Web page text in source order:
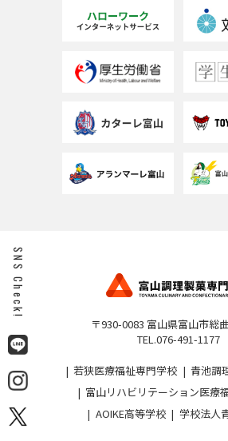
SNS Check!
〒930-0083 富山県富山市総
TEL.076-491-1177
若狭医療福祉専門学校
青池調
富山リハビリテーション医療
AOIKE高等学校
学校法人